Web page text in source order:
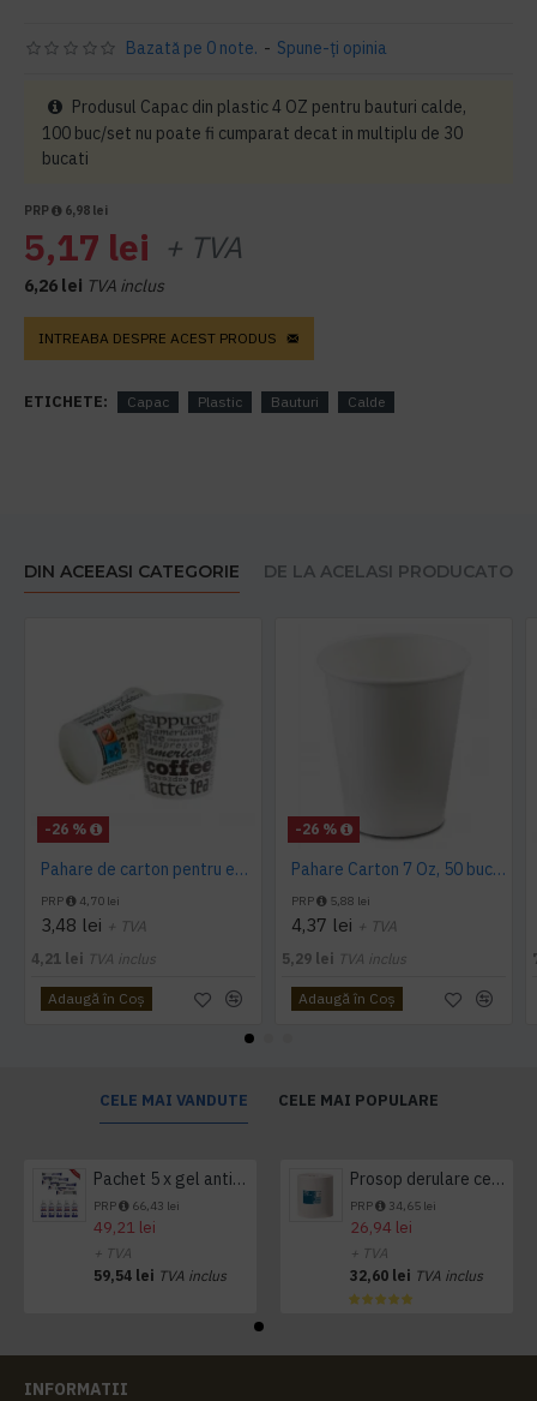
Bazată pe 0 note. - Spune-ţi opinia
PRP 6,98 lei
5,17 lei + TVA
6,26 lei TVA inclus
Produsul Capac din plastic 4 OZ pentru bauturi calde,
100 buc/set nu poate fi cumparat decat in multiplu de 30
bucati
INTREABA DESPRE ACEST PRODUS
ETICHETE: Capac Plastic Bauturi Calde
DIN ACEEASI CATEGORIE DE LA ACELASI PRODUCATOR
-26 %
Pahare de carton pentru espresso, 4 Oz, 50 buc/set
PRP 4,70 lei
3,48 lei + TVA
4,21 lei TVA inclus
Adaugă în Coş
-26 %
Pahare Carton 7 Oz, 50 buc/set
PRP 5,88 lei
4,37 lei + TVA
5,29 lei TVA inclus
Adaugă în Coş
CELE MAI VANDUTE CELE MAI POPULARE
Pachet 5 x gel antibacterian 50ml si 3 x Servetele antibacteriene 48 buc Hygienium
PRP 66,43 lei
49,21 lei
+ TVA
59,54 lei TVA inclus
Prosop derulare centrala 1 pliu, 300 m Tork
PRP 34,65 lei
26,94 lei
+ TVA
32,60 lei TVA inclus
INFORMATII